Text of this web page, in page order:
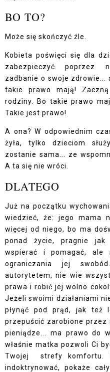
BO TO?
Może się skończyć źle.
Kobieta poświęci się dla
zabezpieczyć poprzez
zadbanie o swoje zdrowie...
takie prawo mają!
rodziny. Bo takie prawo
Takie jest prawo!
A ona? W odpowiednim
żyła, tylko dzieciom
zostanie sama... ze
A ta się nie wróci.
DLATEGO
Już na początku
wiedzieć, że: jego mama
więcej od niego, bo ma
ponad życie, pragnie
wspierać i pomagać, ale
ograniczania jej
autorytetem, nie wie
prawa i robić jej wolno
Jeżeli swoimi działaniami
płynąć pod prąd, jak też
przepuścić zarobione
pieniądze... ma prawo do
właśnie matka pozwoli Ci
Twojej strefy komfortu.
indoktrynować, pokaże